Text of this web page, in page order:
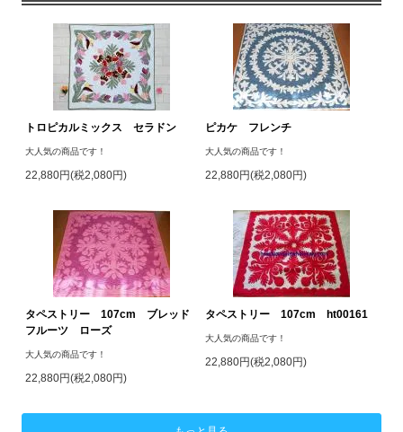
トロピカルミックス セラドン
大人気の商品です！
22,880円(税2,080円)
ピカケ フレンチ
大人気の商品です！
22,880円(税2,080円)
タペストリー 107cm ブレッド
フルーツ ローズ
大人気の商品です！
22,880円(税2,080円)
タペストリー 107cm ht00161
大人気の商品です！
22,880円(税2,080円)